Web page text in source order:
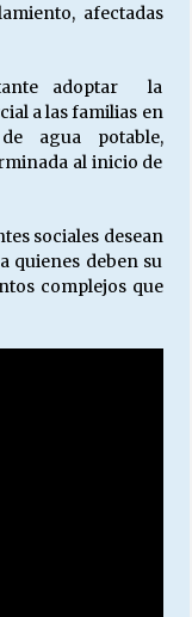
afectadas
adoptar la
a las familias en
agua potable,
al inicio de
sociales desean
quienes deben su
complejos que